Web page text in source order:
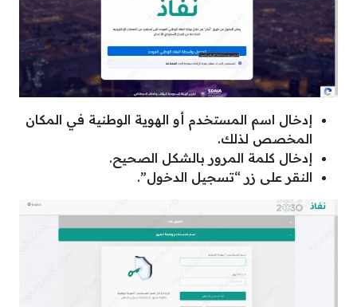
إدخال اسم المستخدم أو الهوية الوطنية في المكان
المخصص لذلك.
إدخال كلمة المرور بالشكل الصحيح.
النقر على زر “تسجيل الدخول”.